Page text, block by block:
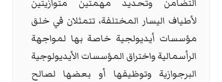
التضامن وتحديد مهمتين متوازيتين
لأطياف اليسار المختلفة، تتمثلان في خلق
مؤسسات أيديولجية خاصة بها لمواجهة
الرأسمالية واختراق المؤسسات الأيديولوجية
البرجوازية وتوظيفها أو بعضها لصالح